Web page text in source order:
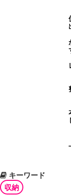
キーワード
収納